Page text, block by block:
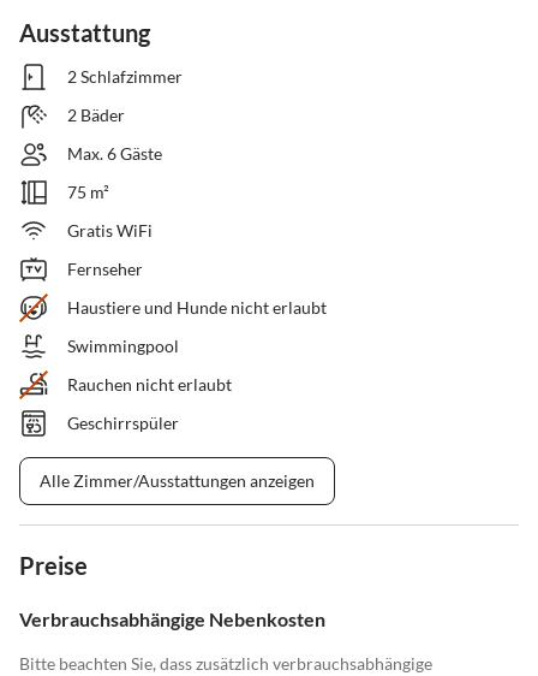
Ausstattung
2 Schlafzimmer
2 Bäder
Max. 6 Gäste
75 m²
Gratis WiFi
Fernseher
Haustiere und Hunde nicht erlaubt
Swimmingpool
Rauchen nicht erlaubt
Geschirrspüler
Alle Zimmer/Ausstattungen anzeigen
Preise
Verbrauchsabhängige Nebenkosten
Bitte beachten Sie, dass zusätzlich verbrauchsabhängige